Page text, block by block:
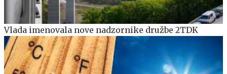
Vlada imenovala nove nadzornike družbe 2TDK